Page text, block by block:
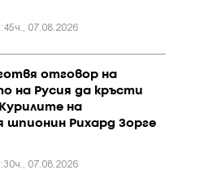
07.08.2026
отговор на
на Русия да кръсти
на
шпионин Рихард Зорге
07.08.2026